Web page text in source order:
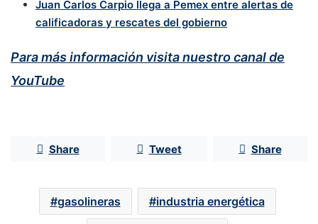
Juan Carlos Carpio llega a Pemex entre alertas de
calificadoras y rescates del gobierno
Para más información visita nuestro canal de
YouTube
Share Tweet Share
gasolineras industria energética